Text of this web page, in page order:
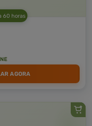
60 horas
AGORA